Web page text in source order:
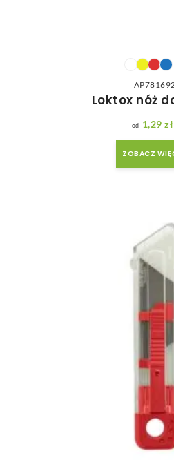
Loktox nóż
1,29 zł
ZOBACZ